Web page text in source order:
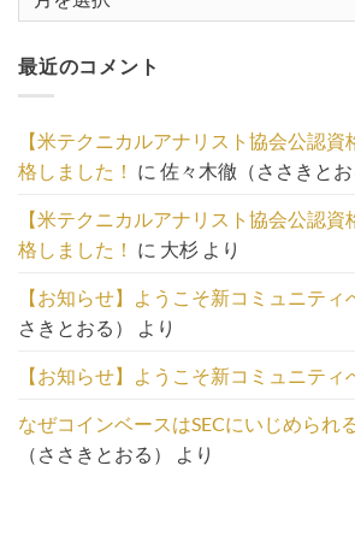
事
の
覧
は
こ
ち
ら
最近のコメント
【米テクニカルアナリスト協会公認
格しました！ に 佐々木徹（ささきとお
【米テクニカルアナリスト協会公認
格しました！ に 大杉 より
【お知らせ】ようこそ新コミュニティ
さきとおる）
より
【お知らせ】ようこそ新コミュニティ
なぜコインベースはSECにいじめられ
（ささきとおる）
より